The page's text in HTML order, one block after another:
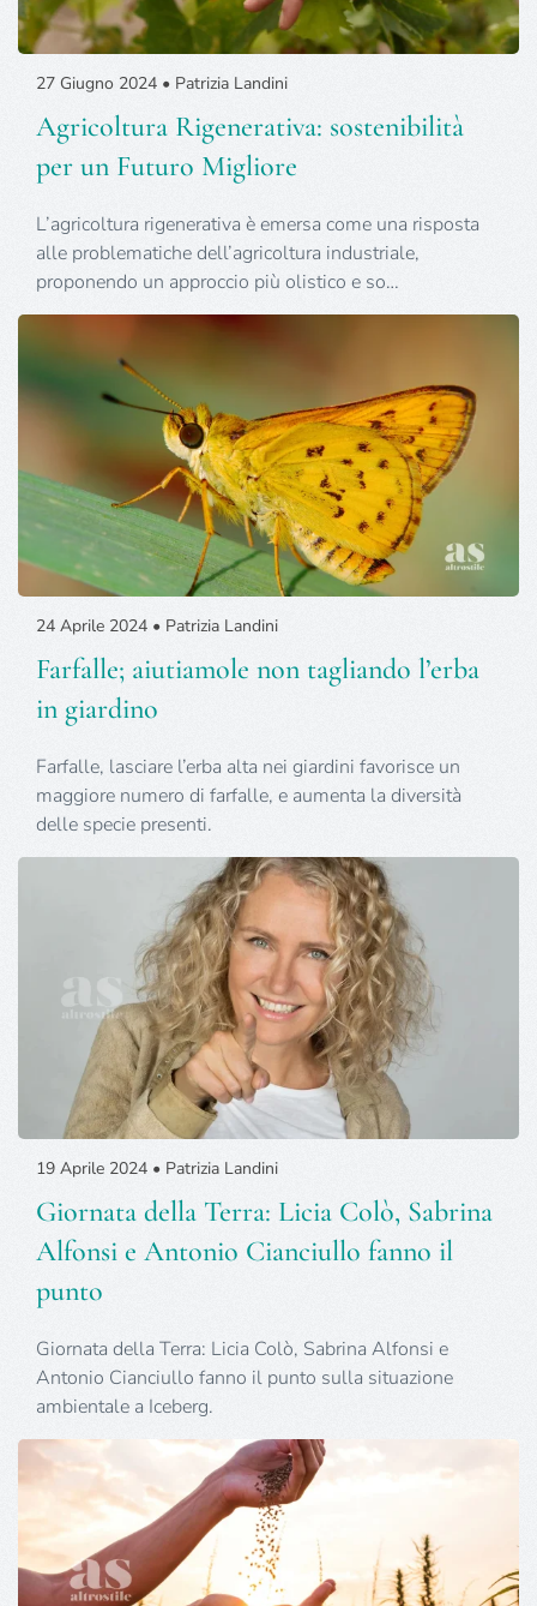
27 Giugno 2024 • Patrizia Landini
Agricoltura Rigenerativa: sostenibilità
per un Futuro Migliore
L’agricoltura rigenerativa è emersa come una risposta
alle problematiche dell’agricoltura industriale,
proponendo un approccio più olistico e so…
24 Aprile 2024 • Patrizia Landini
Farfalle; aiutiamole non tagliando l’erba
in giardino
Farfalle, lasciare l’erba alta nei giardini favorisce un
maggiore numero di farfalle, e aumenta la diversità
delle specie presenti.
19 Aprile 2024 • Patrizia Landini
Giornata della Terra: Licia Colò, Sabrina
Alfonsi e Antonio Cianciullo fanno il
punto
Giornata della Terra: Licia Colò, Sabrina Alfonsi e
Antonio Cianciullo fanno il punto sulla situazione
ambientale a Iceberg.